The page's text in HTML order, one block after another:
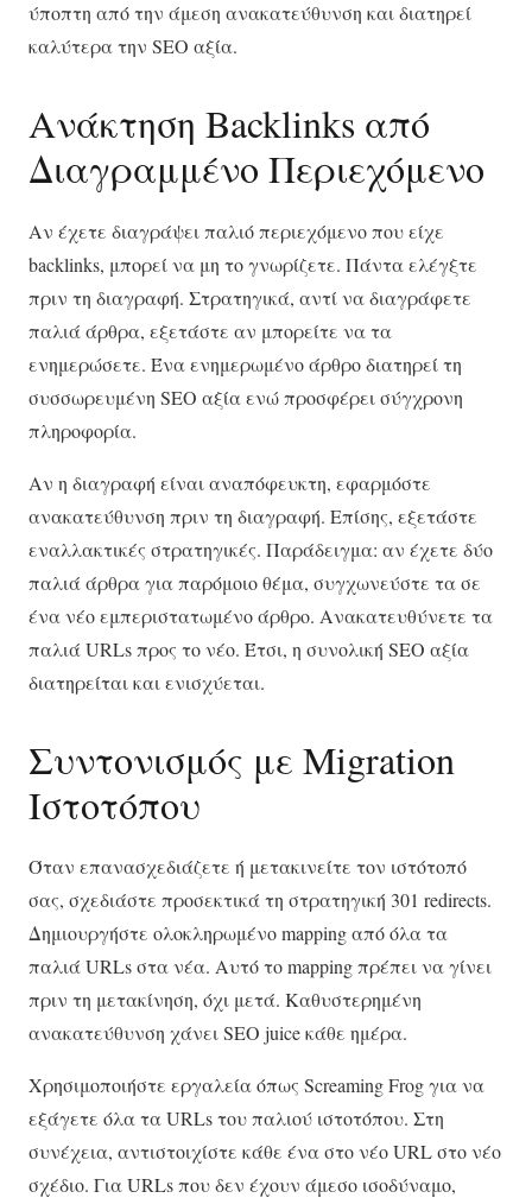
ύποπτη από την άμεση ανακατεύθυνση και διατηρεί
καλύτερα την SEO αξία.
Ανάκτηση Backlinks από
Διαγραμμένο Περιεχόμενο
Αν έχετε διαγράψει παλιό περιεχόμενο που είχε
backlinks, μπορεί να μη το γνωρίζετε. Πάντα ελέγξτε
πριν τη διαγραφή. Στρατηγικά, αντί να διαγράφετε
παλιά άρθρα, εξετάστε αν μπορείτε να τα
ενημερώσετε. Ένα ενημερωμένο άρθρο διατηρεί τη
συσσωρευμένη SEO αξία ενώ προσφέρει σύγχρονη
πληροφορία.
Αν η διαγραφή είναι αναπόφευκτη, εφαρμόστε
ανακατεύθυνση πριν τη διαγραφή. Επίσης, εξετάστε
εναλλακτικές στρατηγικές. Παράδειγμα: αν έχετε δύο
παλιά άρθρα για παρόμοιο θέμα, συγχωνεύστε τα σε
ένα νέο εμπεριστατωμένο άρθρο. Ανακατευθύνετε τα
παλιά URLs προς το νέο. Έτσι, η συνολική SEO αξία
διατηρείται και ενισχύεται.
Συντονισμός με Migration
Ιστοτόπου
Όταν επανασχεδιάζετε ή μετακινείτε τον ιστότοπό
σας, σχεδιάστε προσεκτικά τη στρατηγική 301 redirects.
Δημιουργήστε ολοκληρωμένο mapping από όλα τα
παλιά URLs στα νέα. Αυτό το mapping πρέπει να γίνει
πριν τη μετακίνηση, όχι μετά. Καθυστερημένη
ανακατεύθυνση χάνει SEO juice κάθε ημέρα.
Χρησιμοποιήστε εργαλεία όπως Screaming Frog για να
εξάγετε όλα τα URLs του παλιού ιστοτόπου. Στη
συνέχεια, αντιστοιχίστε κάθε ένα στο νέο URL στο νέο
σχέδιο. Για URLs που δεν έχουν άμεσο ισοδύναμο,